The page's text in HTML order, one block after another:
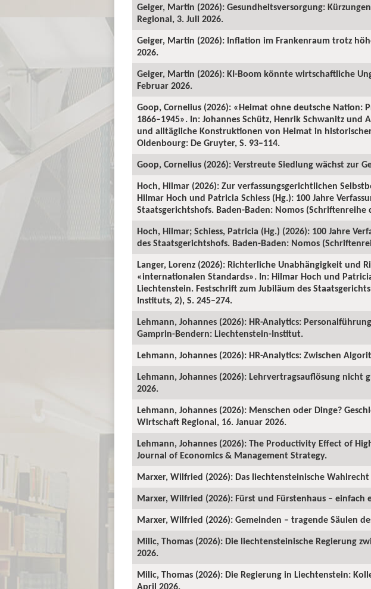
Geiger, Martin (2026): Gesundheitsversorgung:
Regional, 3. Juli 2026.
Geiger, Martin (2026): Inflation im Frankenraum trotz
2026.
Geiger, Martin (2026): KI-Boom könnte wirtschaftliche
Februar 2026.
Goop, Cornelius (2026): «Heimat ohne deutsche
1866–1945». In: Johannes Schütz, Henrik Schwanitz
und alltägliche Konstruktionen von Heimat in
Oldenbourg: De Gruyter, S. 93–114.
Goop, Cornelius (2026): Verstreute Siedlung wächst zur
Hoch, Hilmar (2026): Zur verfassungsgerichtlichen
Hilmar Hoch und Patricia Schiess (Hg.): 100 Jahre
Staatsgerichtshofs. Baden-Baden: Nomos (Schriftenreihe
Hoch, Hilmar; Schiess, Patricia (Hg.) (2026): 100 Jahre
des Staatsgerichtshofs. Baden-Baden: Nomos
Langer, Lorenz (2026): Richterliche Unabhängigkeit und
«internationalen Standards». In: Hilmar Hoch und
Liechtenstein. Festschrift zum Jubiläum des
Instituts, 2), S. 245–274.
Lehmann, Johannes (2026): HR-Analytics:
Gamprin-Bendern: Liechtenstein-Institut.
Lehmann, Johannes (2026): HR-Analytics: Zwischen
Lehmann, Johannes (2026): Lehrvertragsauflösung nicht
2026.
Lehmann, Johannes (2026): Menschen oder Dinge?
Wirtschaft Regional, 16. Januar 2026.
Lehmann, Johannes (2026): The Productivity Effect of
Journal of Economics & Management Strategy.
Marxer, Wilfried (2026): Das liechtensteinische
Marxer, Wilfried (2026): Fürst und Fürstenhaus –
Marxer, Wilfried (2026): Gemeinden – tragende Säulen
Milic, Thomas (2026): Die liechtensteinische Regierung
2026.
Milic, Thomas (2026): Die Regierung in Liechtenstein:
April 2026.